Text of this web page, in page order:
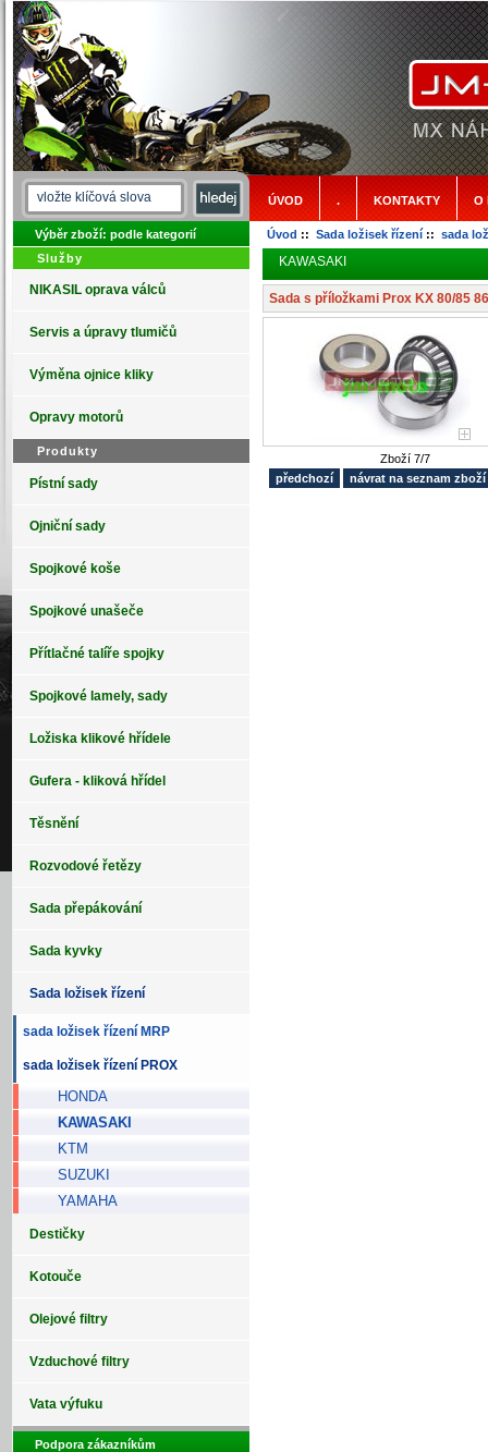
ÚVOD . KONTAKTY O
Výběr zboží: podle kategorií
Služby
NIKASIL oprava válců
Servis a úpravy tlumičů
Výměna ojnice kliky
Opravy motorů
Produkty
Pístní sady
Ojniční sady
Spojkové koše
Spojkové unašeče
Přítlačné talíře spojky
Spojkové lamely, sady
Ložiska klikové hřídele
Gufera - kliková hřídel
Těsnění
Rozvodové řetězy
Sada přepákování
Sada kyvky
Sada ložisek řízení
sada ložisek řízení MRP
sada ložisek řízení PROX
HONDA
KAWASAKI
KTM
SUZUKI
YAMAHA
Destičky
Kotouče
Olejové filtry
Vzduchové filtry
Vata výfuku
Podpora zákazníkům
Úvod :: Sada ložisek řízení:: sada
KAWASAKI
Sada s příložkami Prox KX 80/85
Zboží 7/7
předchozí
návrat na seznam